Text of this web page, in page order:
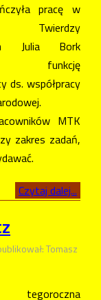
pracę w
Twierdzy
Julia Bork
funkcję
ds. współpracy
MTK
zakres zadań,
Czytaj dalej...
Tomasz
tegoroczna